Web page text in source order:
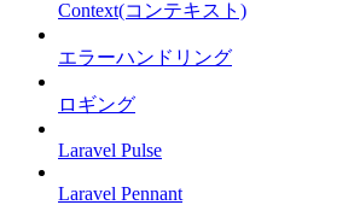
Context(コンテキスト)
エラーハンドリング
ロギング
Laravel Pulse
Laravel Pennant